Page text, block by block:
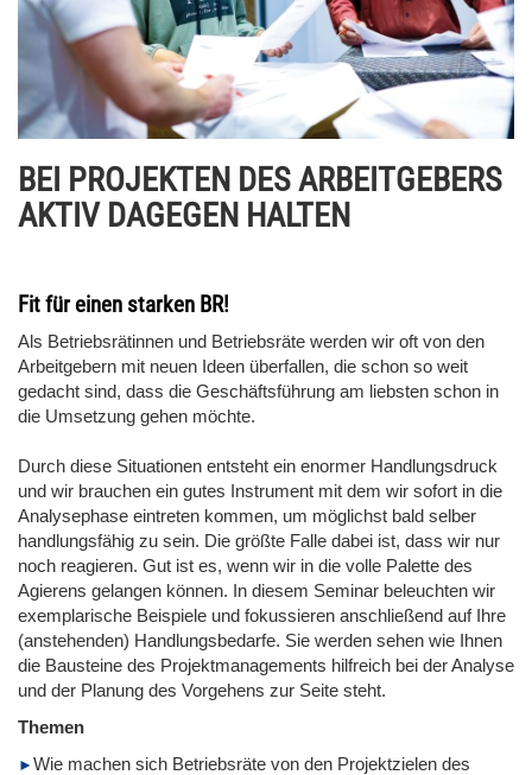
BEI PROJEKTEN DES ARBEITGEBERS
AKTIV DAGEGEN HALTEN
Fit für einen starken BR!
Als Betriebsrätinnen und Betriebsräte werden wir oft von den
Arbeitgebern mit neuen Ideen überfallen, die schon so weit
gedacht sind, dass die Geschäftsführung am liebsten schon in
die Umsetzung gehen möchte.
Durch diese Situationen entsteht ein enormer Handlungsdruck
und wir brauchen ein gutes Instrument mit dem wir sofort in die
Analysephase eintreten kommen, um möglichst bald selber
handlungsfähig zu sein. Die größte Falle dabei ist, dass wir nur
noch reagieren. Gut ist es, wenn wir in die volle Palette des
Agierens gelangen können. In diesem Seminar beleuchten wir
exemplarische Beispiele und fokussieren anschließend auf Ihre
(anstehenden) Handlungsbedarfe. Sie werden sehen wie Ihnen
die Bausteine des Projektmanagements hilfreich bei der Analyse
und der Planung des Vorgehens zur Seite steht.
Themen
Wie machen sich Betriebsräte von den Projektzielen des